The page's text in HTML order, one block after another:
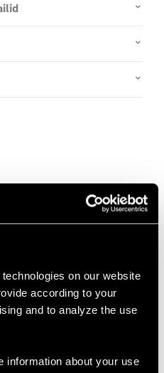
on our website
according to your
and to analyze the use
information about your use
varustus.